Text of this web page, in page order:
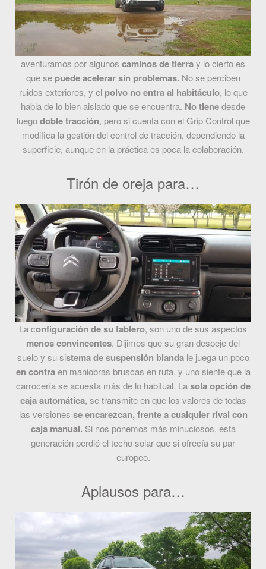
aventuramos por algunos caminos de tierray lo cierto es
que sepuede acelerar sin problemas. No se perciben
ruidos exteriores, y el polvo no entra al habitáculo, lo que
habla de lo bien aislado que se encuentra. No tienedesde
luegodoble tracción, pero si cuenta con el Grip Control que
modifica la gestión del control de tracción, dependiendo la
superficie, aunque en la práctica es poca la colaboración.
Tirón de oreja para…
La configuración de su tablero, son uno de sus aspectos
menos convincentes. Dijimos que su gran despeje del
suelo y su sistema de suspensión blandale juega un poco
en contraen maniobras bruscas en ruta, y uno siente que la
carrocería se acuesta más de lo habitual. Lasola opción de
caja automática, se transmite en que los valores de todas
las versiones se encarezcan, frente a cualquier rival con
caja manual. Si nos ponemos más minuciosos, esta
generación perdió el techo solar que si ofrecía su par
europeo.
Aplausos para…